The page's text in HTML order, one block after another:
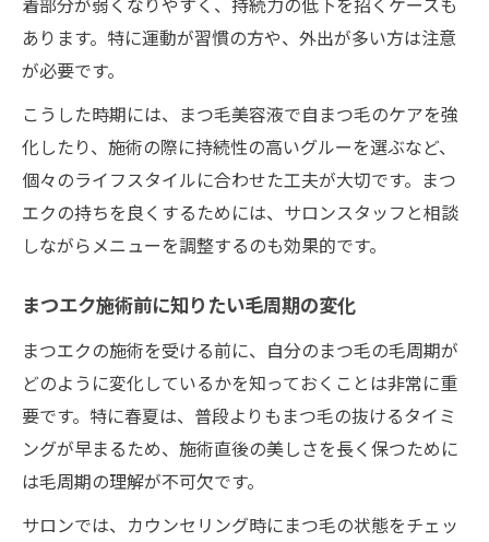
あります。特に運動が習慣の方や、外出が多い方は注意
が必要です。
こうした時期には、まつ毛美容液で自まつ毛のケアを強
化したり、施術の際に持続性の高いグルーを選ぶなど、
個々のライフスタイルに合わせた工夫が大切です。まつ
エクの持ちを良くするためには、サロンスタッフと相談
しながらメニューを調整するのも効果的です。
まつエク施術前に知りたい毛周期の変化
まつエクの施術を受ける前に、自分のまつ毛の毛周期が
どのように変化しているかを知っておくことは非常に重
要です。特に春夏は、普段よりもまつ毛の抜けるタイミ
ングが早まるため、施術直後の美しさを長く保つために
は毛周期の理解が不可欠です。
サロンでは、カウンセリング時にまつ毛の状態をチェッ